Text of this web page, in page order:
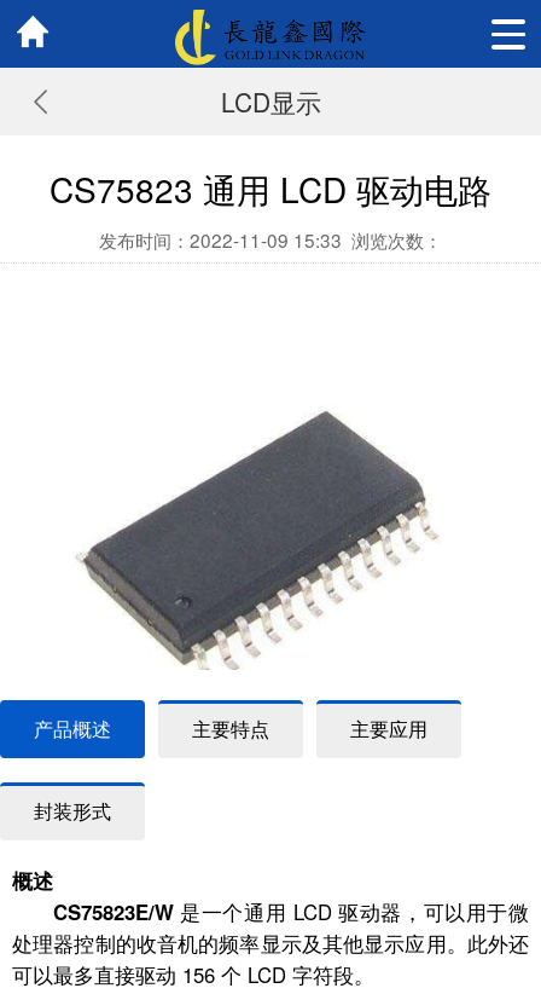
LCD显示
CS75823 通用 LCD 驱动电路
发布时间：2022-11-09 15:33 浏览次数：
产品概述 主要特点 主要应用
封装形式
概述
CS75823E/W 是一个通用 LCD 驱动器，可以用于微
处理器控制的收音机的频率显示及其他显示应用。此外还
可以最多直接驱动 156 个 LCD 字符段。